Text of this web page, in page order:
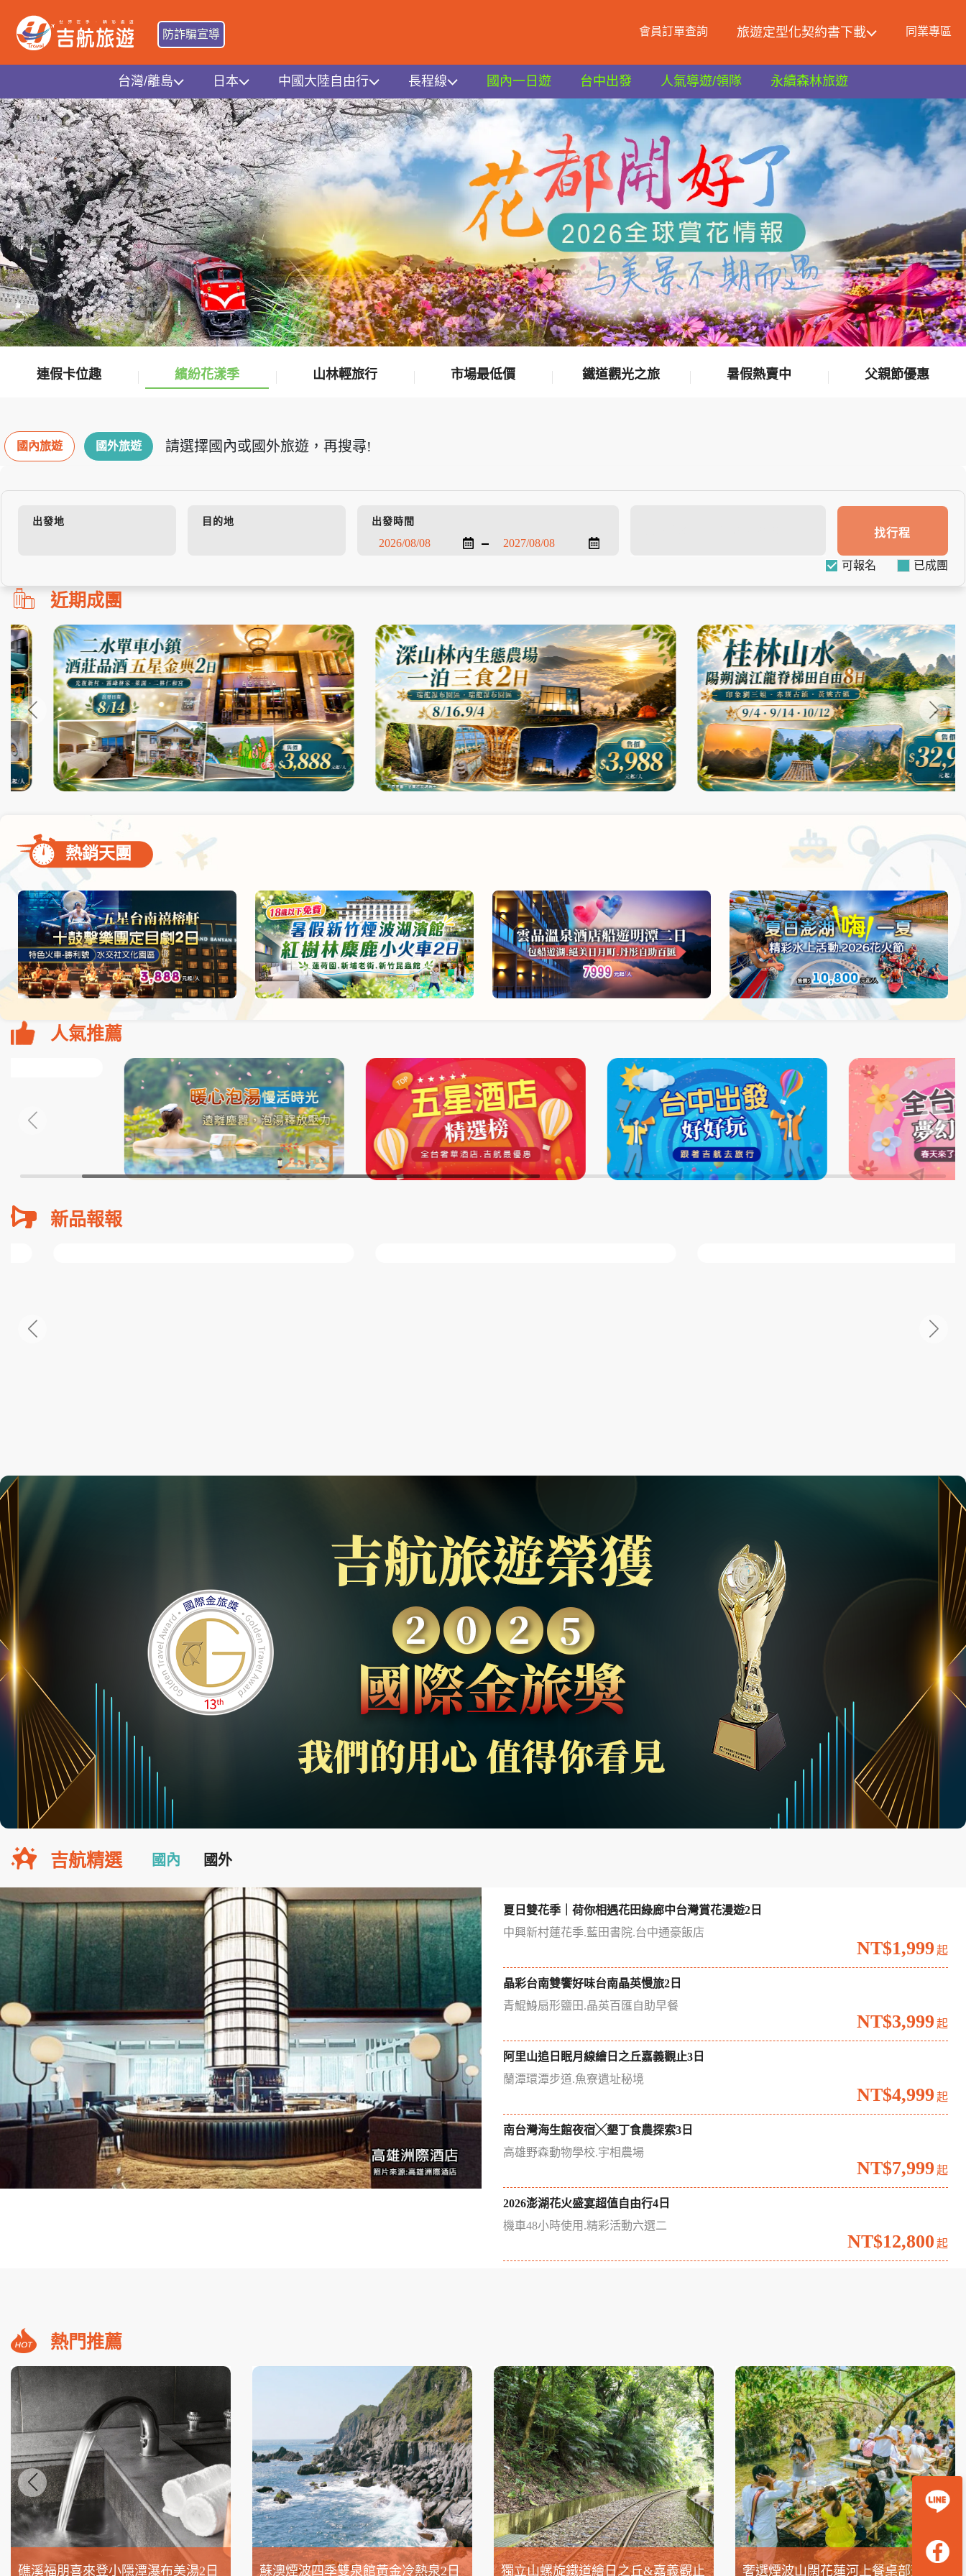
防詐騙宣導 會員訂單查詢 旅遊定型化契約書下載 同業專區
台灣/離島 日本 中國大陸自由行 長程線 國內一日遊 台中出發 人氣導遊/領隊 永續森林旅遊
連假卡位趣 繽紛花漾季 山林輕旅行 市場最低價 鐵道觀光之旅 暑假熱賣中 父親節優惠
國內旅遊 國外旅遊 請選擇國內或國外旅遊，再搜尋!
出發地 目的地 出發時間
可報名
找行程
刪!!
搜
尋
bar
用
近期成團
熱銷天團
人氣推薦
新品報報
吉航精選 國內 國外
夏日雙花季｜荷你相遇花田綠廊中台灣賞花漫遊2日
中興新村蓮花季.藍田書院.台中通豪飯店
NT$1,999 起
晶彩台南雙饗好味台南晶英慢旅2日
青鯤鯓扇形鹽田.晶英百匯自助早餐
NT$3,999 起
阿里山追日眠月線繪日之丘嘉義觀止3日
蘭潭環潭步道.魚寮遺址秘境
NT$4,999 起
南台灣海生館夜宿╳墾丁食農探索3日
高雄野森動物學校.宇相農場
NT$7,999 起
2026澎湖花火盛宴超值自由行4日
機車48小時使用.精彩活動六選二
NT$12,800 起
熱門推薦
礁溪福朋喜來登小隱潭瀑布美湯2日 蘇澳煙波四季雙泉館黃金冷熱泉2日 獨立山螺旋鐵道繪日之丘&嘉義觀止 奢選煙波山闊花蓮河上餐桌部落生